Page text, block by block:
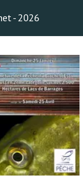
- 2026